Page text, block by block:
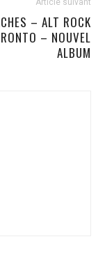
Article suivant
– ALT ROCK
– NOUVEL
ALBUM